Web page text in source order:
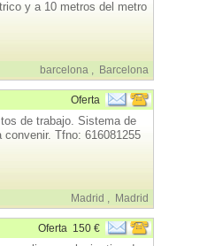
y a 10 metros del metro
barcelona , Barcelona
Oferta
de trabajo. Sistema de
Tfno: 616081255
Madrid , Madrid
Oferta 150 €